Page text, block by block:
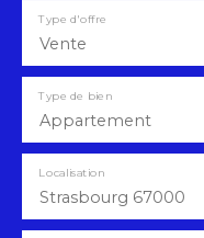
Vente
Type d'offre
Appartement
Type de bien
Strasbourg 67000
Localisation